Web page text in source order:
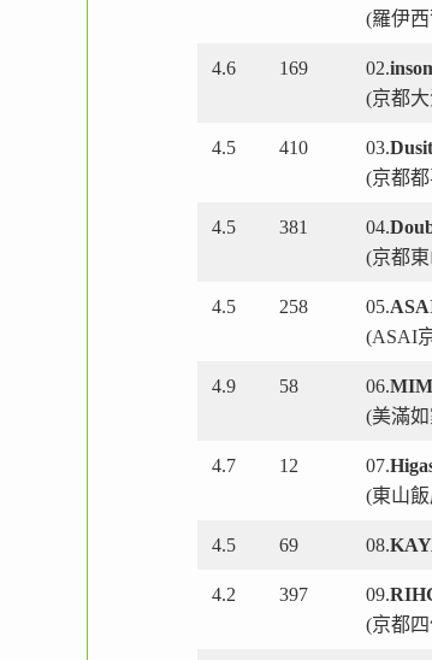
(羅伊
4.6 169 02.
(京都
4.5 410 03.
(京都
4.5 381 04.
(京都
4.5 258 05.
(ASAI
4.9 58 06.
(美滿如
4.7 12 07.
(東山
4.5 69 08.
4.2 397 09.
(京都